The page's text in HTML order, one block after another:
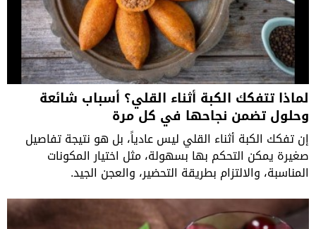
لماذا تتفكك الكبة أثناء القلي؟ أسباب شائعة
وحلول تضمن نجاحها في كل مرة
إن تفكك الكبة أثناء القلي ليس عادياً، بل هو نتيجة تفاصيل
صغيرة يمكن التحكم بها بسهولة، مثل اختيار المكونات
المناسبة، والالتزام بطريقة التحضير، والعجن الجيد.